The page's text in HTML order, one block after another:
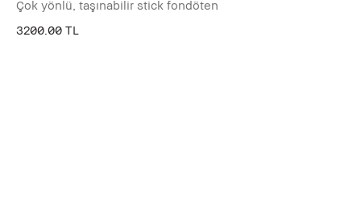
Çok yönlü, taşınabilir stick fondöten
3200.00 TL